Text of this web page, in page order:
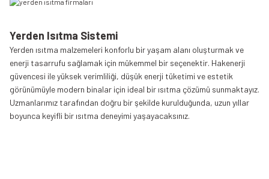
Yerden Isıtma Sistemi
Yerden ısıtma malzemeleri konforlu bir yaşam alanı oluşturmak ve
enerji tasarrufu sağlamak için mükemmel bir seçenektir. Hakenerji
güvencesi ile yüksek verimliliği, düşük enerji tüketimi ve estetik
görünümüyle modern binalar için ideal bir ısıtma çözümü sunmaktayız.
Uzmanlarımız tarafından doğru bir şekilde kurulduğunda, uzun yıllar
boyunca keyifli bir ısıtma deneyimi yaşayacaksınız.